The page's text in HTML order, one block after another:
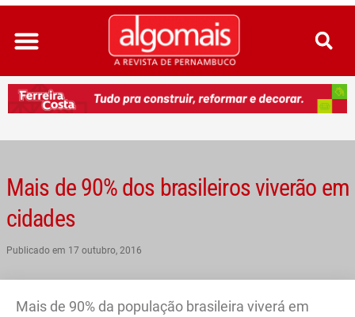
Ir
para
conteúdo
Mais de 90% dos brasileiros viverão em
cidades
Publicado em 17 outubro, 2016
Mais de 90% da população brasileira viverá em